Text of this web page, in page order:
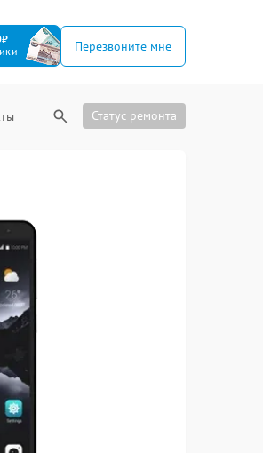
Перезвоните мне
Статус ремонта